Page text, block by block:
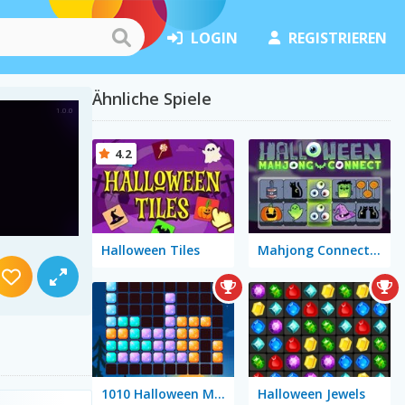
LOGIN REGISTRIEREN
Ähnliche Spiele
Halloween Tiles
4.2
Mahjong Connect Halloween
1010 Halloween Mobile Halloween Jewels